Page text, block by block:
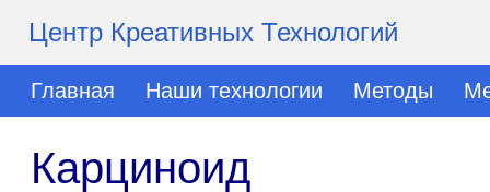
Центр Креативных Технологий
Главная Наши технологии Методы
Карциноид